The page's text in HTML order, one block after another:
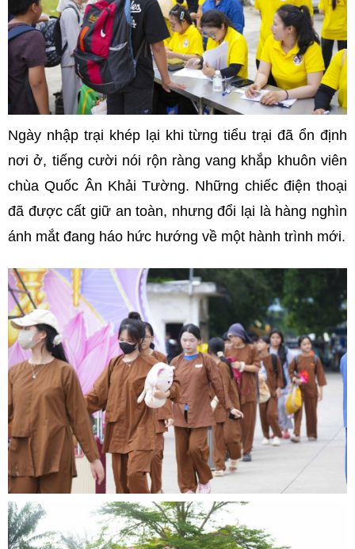
Ngày nhập trại khép lại khi từng tiểu trại đã ổn định
nơi ở, tiếng cười nói rộn ràng vang khắp khuôn viên
chùa Quốc Ân Khải Tường. Những chiếc điện thoại
đã được cất giữ an toàn, nhưng đổi lại là hàng nghìn
ánh mắt đang háo hức hướng về một hành trình mới.